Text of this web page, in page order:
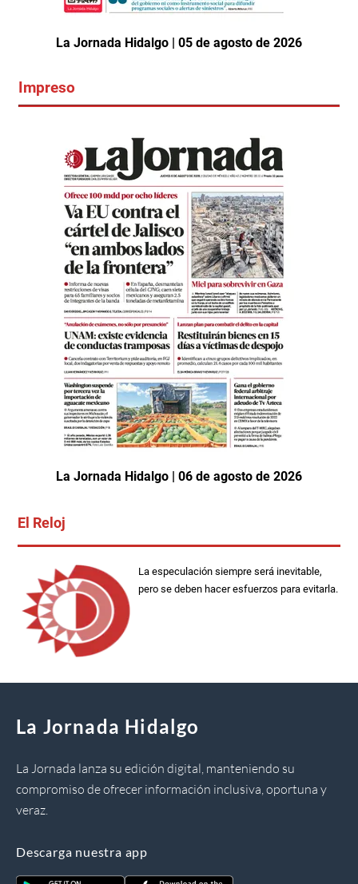
La Jornada Hidalgo | 05 de agosto de 2026
Impreso
La Jornada Hidalgo | 06 de agosto de 2026
El Reloj
La especulación siempre será inevitable,
pero se deben hacer esfuerzos para evitarla.
La Jornada Hidalgo
La Jornada lanza su edición digital, manteniendo su
compromiso de ofrecer información inclusiva, oportuna y
veraz.
Descarga nuestra app